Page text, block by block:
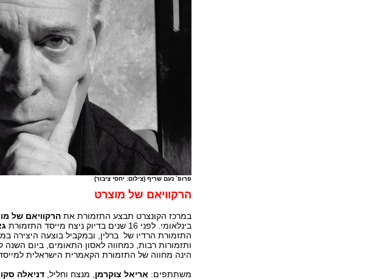
פרופ` נעם שריף (צילום: יחסי ציבור)
הרקוויאם של מוצרט
במרכז הקונצרט תבצע התזמורת את הרקוויאם של
בינלאומי. לפני 16 שנים בדיוק ניצח מייסד התזמורת
התזמורת הרדיו של ברלין, ובמקביל בוצעה היצירה
ותזמורות רבות, כמחווה לאסון התאומים, ביום השנה
הינה מחווה של התזמורת הקאמרית הישראלית למייסדה
משתתפים: אריאל צוקרמן , מנצח וחליל, דניאלה